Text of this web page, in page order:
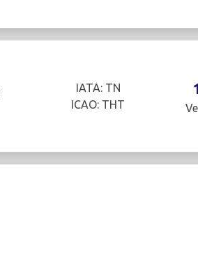
IATA: TN
ICAO: THT